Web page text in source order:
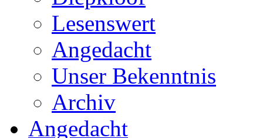
Lesenswert
Angedacht
Unser Bekenntnis
Archiv
Angedacht